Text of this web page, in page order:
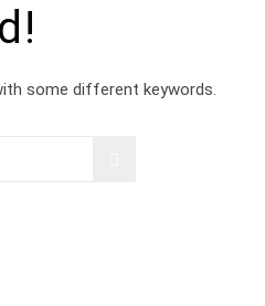
some different keywords.